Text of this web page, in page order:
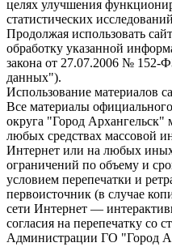
целях улучшения
статистических
Продолжая использовать
обработку указанной
закона от 27.07.2006 № 152-
данных").
Использование материалов
Все материалы
округа "Город Архангельск"
любых средствах массовой
Интернет или на любых
ограничений по объему и
условием перепечатки и
первоисточник (в случае
сети Интернет —
согласия на перепечатку со
Администрации ГО "Город